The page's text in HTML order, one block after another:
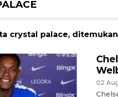
crystal palace, ditemukan
02